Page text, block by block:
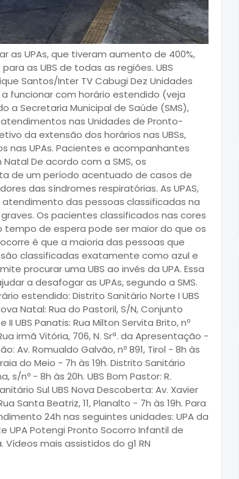
as UPAs, que tiveram aumento de 400%,
as UBS de todas as regiões. UBS
Santos/Inter TV Cabugi Dez Unidades
funcionar com horário estendido (veja
a Secretaria Municipal de Saúde (SMS),
nas Unidades de Pronto-
da extensão dos horários nas UBSs,
UPAs. Pacientes e acompanhantes
De acordo com a SMS, os
de um período acentuado de casos de
das síndromes respiratórias. As UPAS,
das pessoas classificadas na
Os pacientes classificados nas cores
de espera pode ser maior do que os
é que a maioria das pessoas que
classificadas exatamente como azul e
procurar uma UBS ao invés da UPA. Essa
a desafogar as UPAs, segundo a SMS.
estendido: Distrito Sanitário Norte I UBS
Natal: Rua do Pastoril, S/N, Conjunto
UBS Panatis: Rua Milton Servita Brito, nº
irmã Vitória, 706, N. Srª. da Apresentação -
Av. Romualdo Galvão, nº 891, Tirol - 8h às
do Meio - 7h às 19h. Distrito Sanitário
s/nº - 8h às 20h. UBS Bom Pastor: R.
Sul UBS Nova Descoberta: Av. Xavier
Santa Beatriz, 11, Planalto - 7h às 19h. Para
24h nas seguintes unidades: UPA da
UPA Potengi Pronto Socorro Infantil de
Vídeos mais assistidos do g1 RN